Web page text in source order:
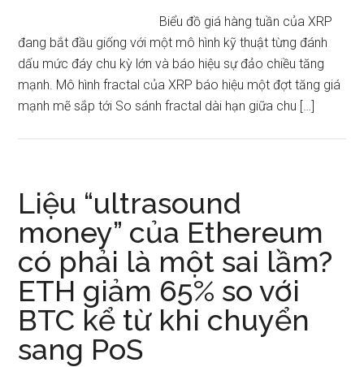
Biểu đồ giá hàng tuần của XRP
đang bắt đầu giống với một mô hình kỹ thuật từng đánh
dấu mức đáy chu kỳ lớn và báo hiệu sự đảo chiều tăng
mạnh. Mô hình fractal của XRP báo hiệu một đợt tăng giá
mạnh mẽ sắp tới So sánh fractal dài hạn giữa chu […]
Liệu “ultrasound
money” của Ethereum
có phải là một sai lầm?
ETH giảm 65% so với
BTC kể từ khi chuyển
sang PoS